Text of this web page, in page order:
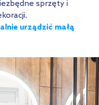
sprzęty i
urządzić małą